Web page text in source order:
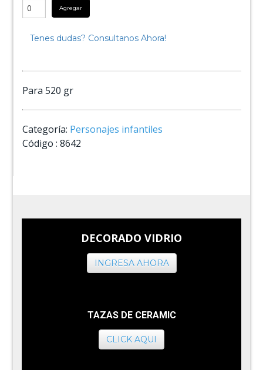
Agregar
Tenes dudas? Consultanos Ahora!
Para 520 gr
Categoría: Personajes infantiles
Código : 8642
DECORADO VIDRIO
INGRESA AHORA
TAZAS DE CERAMIC
CLICK AQUI